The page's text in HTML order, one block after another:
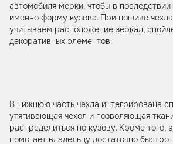
автомобиля мерки, чтобы в последствии
именно форму кузова. При пошиве
учитываем расположение зеркал,
декоративных элементов.
В нижнюю часть чехла интегрирована
утягивающая чехол и позволяющая
распределиться по кузову. Кроме того,
помогает владельцу достаточно быстро